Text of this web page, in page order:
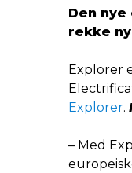
Den
rekke
Explorer
Explorer.
– Med